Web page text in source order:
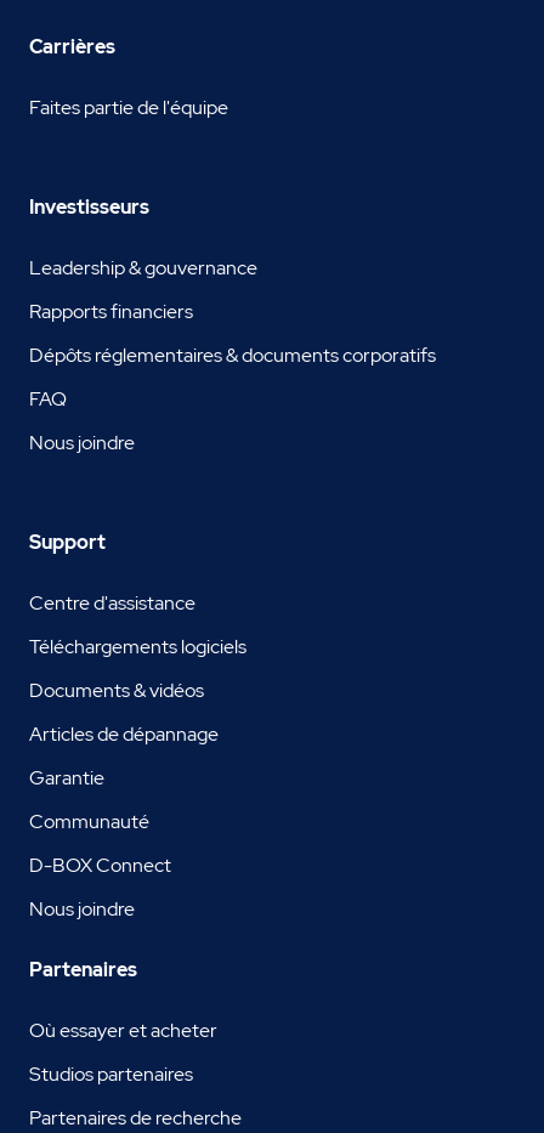
Carrières
Faites partie de l'équipe
Investisseurs
Leadership & gouvernance
Rapports financiers
Dépôts réglementaires & documents corporatifs
FAQ
Nous joindre
Support
Centre d'assistance
Téléchargements logiciels
Documents & vidéos
Articles de dépannage
Garantie
Communauté
D-BOX Connect
Nous joindre
Partenaires
Où essayer et acheter
Studios partenaires
Partenaires de recherche